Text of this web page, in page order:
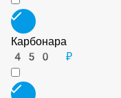
Карбонара
450 ₽